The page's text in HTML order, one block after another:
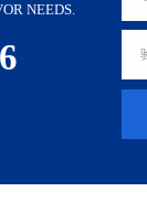
NEEDS.